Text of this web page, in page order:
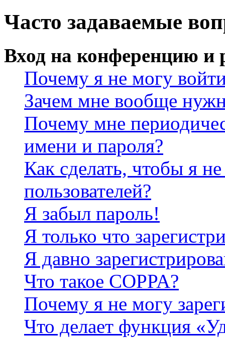
Часто задаваемые
Вход на конференцию и
Почему я не могу
Зачем мне вообще
Почему мне
имени и пароля?
Как сделать, чтобы я
пользователей?
Я забыл пароль!
Я только что
Я давно
Что такое COPPA?
Почему я не могу
Что делает функция